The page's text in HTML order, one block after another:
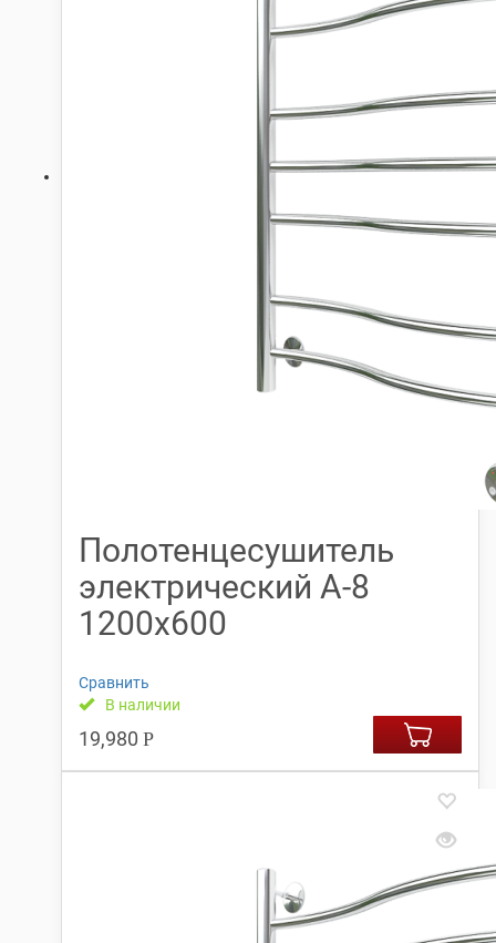
Полотенцесушитель
электрический А-8
1200х600
Сравнить
В наличии
19,980 Р